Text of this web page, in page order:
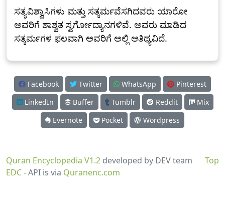
ಸತ್ಯವಿಶ್ವಾಸಿಗಳು ಮತ್ತು ಸತ್ಕರ್ಮವೆಸಗಿದವರು ಯಾರೋ
ಅವರಿಗೆ ಶಾಶ್ವತ ಸ್ವರ್ಗೋದ್ಯಾನಗಳಿವೆ. ಅವರು ಮಾಡಿದ
ಸತ್ಕರ್ಮಗಳ ಫಲವಾಗಿ ಅವರಿಗೆ ಅಲ್ಲಿ ಆತಿಥ್ಯವಿದೆ.
Facebook Twitter WhatsApp
Pinterest
LinkedIn
Buffer Tumblr Reddit
Mix
Evernote
Pocket Wordpress
Top
Quran Encyclopedia V1.2 developed by DEV team
EDC- API is via Quranenc.com